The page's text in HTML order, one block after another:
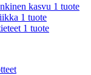
kasvu 1 tuote
1 tuote
1 tuote